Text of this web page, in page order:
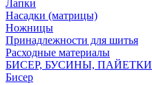
Лапки
Насадки (матрицы)
Ножницы
Принадлежности для шитья
Расходные материалы
БИСЕР, БУСИНЫ, ПАЙЕТКИ
Бисер